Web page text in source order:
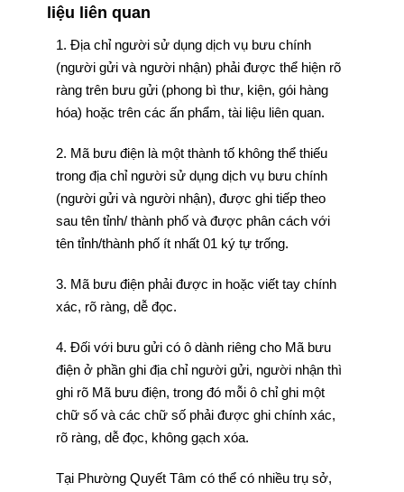
liệu liên quan
1. Địa chỉ người sử dụng dịch vụ bưu chính
(người gửi và người nhận) phải được thể hiện rõ
ràng trên bưu gửi (phong bì thư, kiện, gói hàng
hóa) hoặc trên các ấn phẩm, tài liệu liên quan.
2. Mã bưu điện là một thành tố không thể thiếu
trong địa chỉ người sử dụng dịch vụ bưu chính
(người gửi và người nhận), được ghi tiếp theo
sau tên tỉnh/ thành phố và được phân cách với
tên tỉnh/thành phố ít nhất 01 ký tự trống.
3. Mã bưu điện phải được in hoặc viết tay chính
xác, rõ ràng, dễ đọc.
4. Đối với bưu gửi có ô dành riêng cho Mã bưu
điện ở phần ghi địa chỉ người gửi, người nhận thì
ghi rõ Mã bưu điện, trong đó mỗi ô chỉ ghi một
chữ số và các chữ số phải được ghi chính xác,
rõ ràng, dễ đọc, không gạch xóa.
Tại Phường Quyết Tâm có thể có nhiều trụ sở,